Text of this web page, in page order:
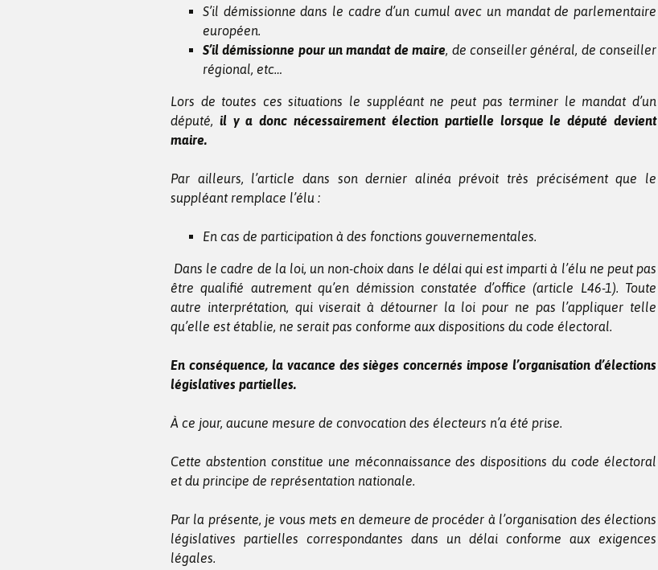
S’il démissionne dans le cadre d’un cumul avec un mandat de parlementaire
européen.
S’il démissionne pour un mandat de maire, de conseiller général, de conseiller
régional, etc…
Lors de toutes ces situations le suppléant ne peut pas terminer le mandat d’un
député, il y a donc nécessairement élection partielle lorsque le député devient
maire.
Par ailleurs, l’article dans son dernier alinéa prévoit très précisément que le
suppléant remplace l’élu :
En cas de participation à des fonctions gouvernementales.
Dans le cadre de la loi, un non-choix dans le délai qui est imparti à l’élu ne peut pas
être qualifié autrement qu’en démission constatée d’office (article L46-1). Toute
autre interprétation, qui viserait à détourner la loi pour ne pas l’appliquer telle
qu’elle est établie, ne serait pas conforme aux dispositions du code électoral.
En conséquence, la vacance des sièges concernés impose l’organisation d’élections
législatives partielles.
À ce jour, aucune mesure de convocation des électeurs n’a été prise.
Cette abstention constitue une méconnaissance des dispositions du code électoral
et du principe de représentation nationale.
Par la présente, je vous mets en demeure de procéder à l’organisation des élections
législatives partielles correspondantes dans un délai conforme aux exigences
légales.